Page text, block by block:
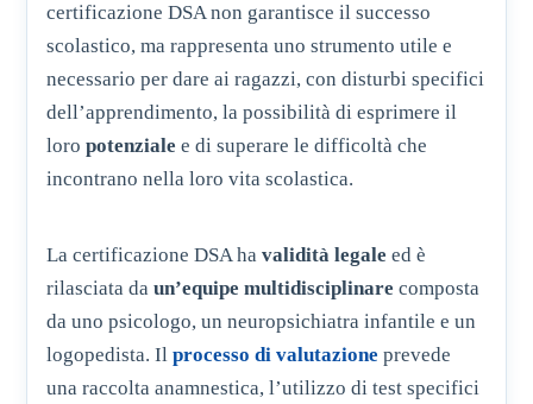
certificazione DSA non garantisce il successo
scolastico, ma rappresenta uno strumento utile e
necessario per dare ai ragazzi, con disturbi specifici
dell’apprendimento, la possibilità di esprimere il
loro potenziale e di superare le difficoltà che
incontrano nella loro vita scolastica.
La certificazione DSA ha validità legale ed è
rilasciata da un’equipe multidisciplinare composta
da uno psicologo, un neuropsichiatra infantile e un
logopedista. Il processo di valutazione prevede
una raccolta anamnestica, l’utilizzo di test specifici